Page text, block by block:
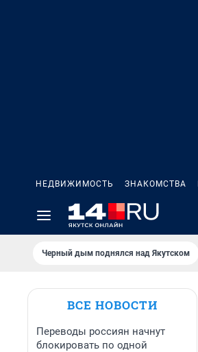
НЕДВИЖИМОСТЬ ЗНАКОМСТВА
Черный дым поднялся над Якутском
ВСЕ НОВОСТИ
Переводы россиян начнут
блокировать по одной